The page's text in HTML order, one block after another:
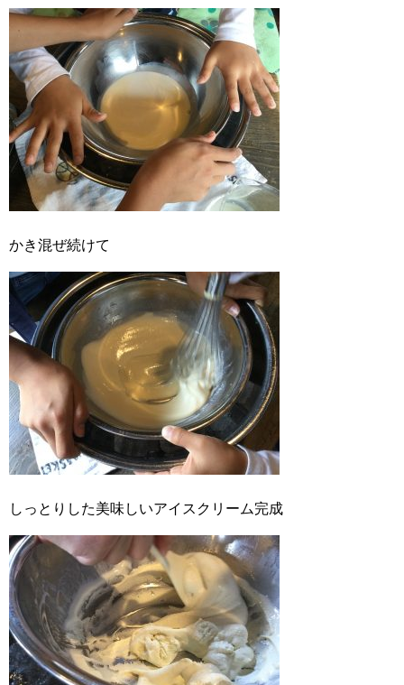
かき混ぜ続けて
しっとりした美味しいアイスクリーム完成